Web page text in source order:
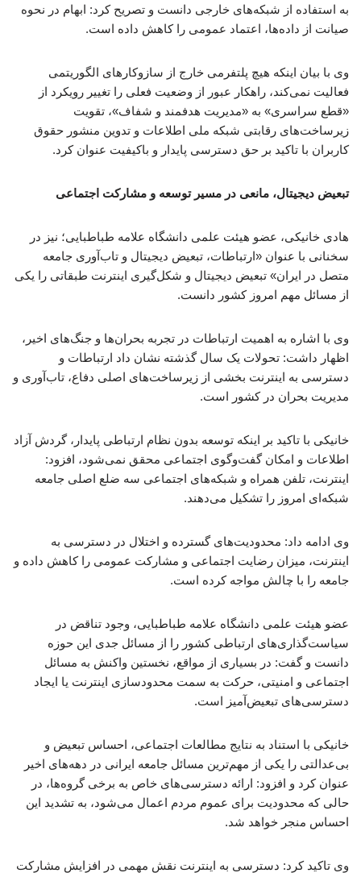
به استفاده از شبکه‌های خارجی دانست و تصریح کرد: ابهام در نحوه
صیانت از داده‌ها، اعتماد عمومی را کاهش داده است.
وی با بیان اینکه هیچ پلتفرمی خارج از سازوکارهای الگوریتمی
فعالیت نمی‌کند، راهکار عبور از وضعیت فعلی را تغییر رویکرد از
«قطع سراسری» به «مدیریت هدفمند و شفاف»، تقویت
زیرساخت‌های رقابتی شبکه ملی اطلاعات و تدوین منشور حقوق
کاربران با تاکید بر حق دسترسی پایدار و باکیفیت عنوان کرد.
تبعیض دیجیتال، مانعی در مسیر توسعه و مشارکت اجتماعی
هادی خانیکی، عضو هیئت علمی دانشگاه علامه طباطبایی؛ نیز در
سخنانی با عنوان «ارتباطات، تبعیض دیجیتال و تاب‌آوری جامعه
متصل در ایران» تبعیض دیجیتال و شکل‌گیری اینترنت طبقاتی را یکی
از مسائل مهم امروز کشور دانست.
وی با اشاره به اهمیت ارتباطات در تجربه بحران‌ها و جنگ‌های اخیر،
اظهار داشت: تحولات یک سال گذشته نشان داد ارتباطات و
دسترسی به اینترنت بخشی از زیرساخت‌های اصلی دفاع، تاب‌آوری و
مدیریت بحران در کشور است.
خانیکی با تاکید بر اینکه توسعه بدون نظام ارتباطی پایدار، گردش آزاد
اطلاعات و امکان گفت‌وگوی اجتماعی محقق نمی‌شود، افزود:
اینترنت، تلفن همراه و شبکه‌های اجتماعی سه ضلع اصلی جامعه
شبکه‌ای امروز را تشکیل می‌دهند.
وی ادامه داد: محدودیت‌های گسترده و اختلال در دسترسی به
اینترنت، میزان رضایت اجتماعی و مشارکت عمومی را کاهش داده و
جامعه را با چالش مواجه کرده است.
عضو هیئت علمی دانشگاه علامه طباطبایی، وجود تناقض در
سیاست‌گذاری‌های ارتباطی کشور را از مسائل جدی این حوزه
دانست و گفت: در بسیاری از مواقع، نخستین واکنش به مسائل
اجتماعی و امنیتی، حرکت به سمت محدودسازی اینترنت یا ایجاد
دسترسی‌های تبعیض‌آمیز است.
خانیکی با استناد به نتایج مطالعات اجتماعی، احساس تبعیض و
بی‌عدالتی را یکی از مهم‌ترین مسائل جامعه ایرانی در دهه‌های اخیر
عنوان کرد و افزود: ارائه دسترسی‌های خاص به برخی گروه‌ها، در
حالی که محدودیت برای عموم مردم اعمال می‌شود، به تشدید این
احساس منجر خواهد شد.
وی تاکید کرد: دسترسی به اینترنت نقش مهمی در افزایش مشارکت